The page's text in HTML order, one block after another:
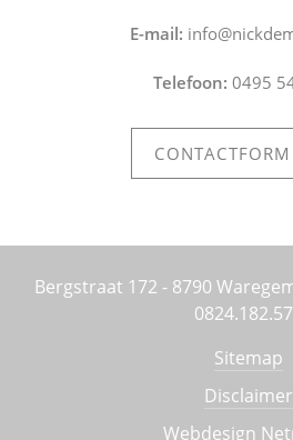
E-mail:
Telefoon: 0495
Bergstraat 172 - 8790
Sitemap
Disclaimer
Webdesign